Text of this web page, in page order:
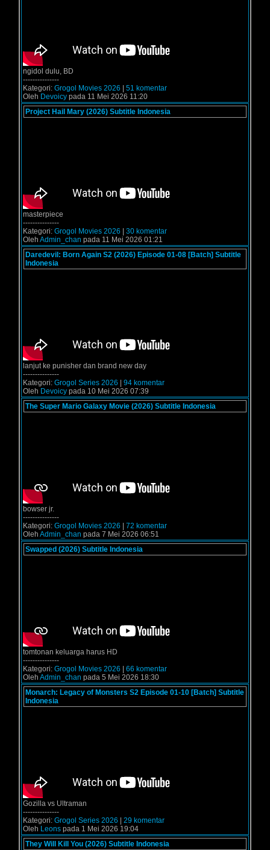
ngidol dulu, BD
---------------
Kategori: Grogol Movies 2026
51 komentar
Oleh Devoicy pada 11 Mei 2026 11:20
Project Hail Mary (2026) Subtitle Indonesia
masterpiece
---------------
Kategori: Grogol Movies 2026
30 komentar
Oleh Admin_chan pada 11 Mei 2026 01:21
Daredevil: Born Again S2 (2026) Episode 01-08 [Batch] Subtitle
Indonesia
lanjut ke punisher dan brand new day
---------------
Kategori: Grogol Series 2026
94 komentar
Oleh Devoicy pada 10 Mei 2026 07:39
The Super Mario Galaxy Movie (2026) Subtitle Indonesia
bowser jr.
---------------
Kategori: Grogol Movies 2026
72 komentar
Oleh Admin_chan pada 7 Mei 2026 06:51
Swapped (2026) Subtitle Indonesia
tomtonan keluarga harus HD
---------------
Kategori: Grogol Movies 2026
66 komentar
Oleh Admin_chan pada 5 Mei 2026 18:30
Monarch: Legacy of Monsters S2 Episode 01-10 [Batch] Subtitle
Indonesia
Gozilla vs Ultraman
---------------
Kategori: Grogol Series 2026
29 komentar
Oleh Leons pada 1 Mei 2026 19:04
They Will Kill You (2026) Subtitle Indonesia